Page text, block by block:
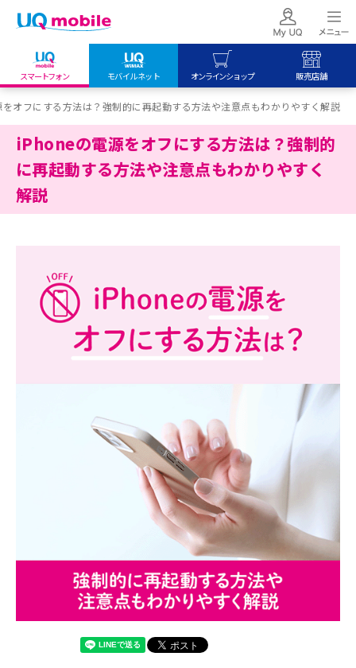
スマートフォン モバイルネット オンラインショップ 販売店舗
my UQ WiMAX
UQ WiMAX ご契約の方
My UQ mobile
UQ mobile ご契約の方
UQ mobile
オンラインショップ
UQ WiMAX
オンラインショップ
UQ mobile
販売店舗
UQ WiMAX
販売店舗
オフにする方法は？強制的に再起動する方法や注意点もわかりやすく解説
iPhoneの電源をオフにする方法は？強制的
に再起動する方法や注意点もわかりやすく
解説